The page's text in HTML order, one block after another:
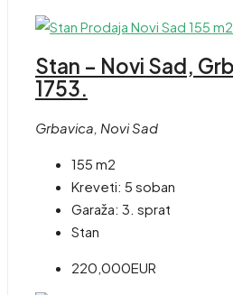
Stan – Novi Sad,
1753.
Grbavica, Novi Sad
155 m2
Kreveti: 5 soban
Garaža: 3. sprat
Stan
220,000EUR